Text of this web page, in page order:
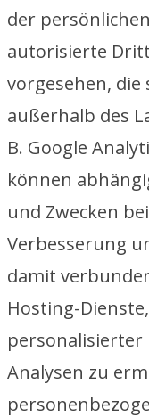
der
autorisierte
vorgesehen, die
außerhalb des
B. Google
können
und Zwecken
Verbesserung
damit
Hosting-
personalisierter
Analysen zu